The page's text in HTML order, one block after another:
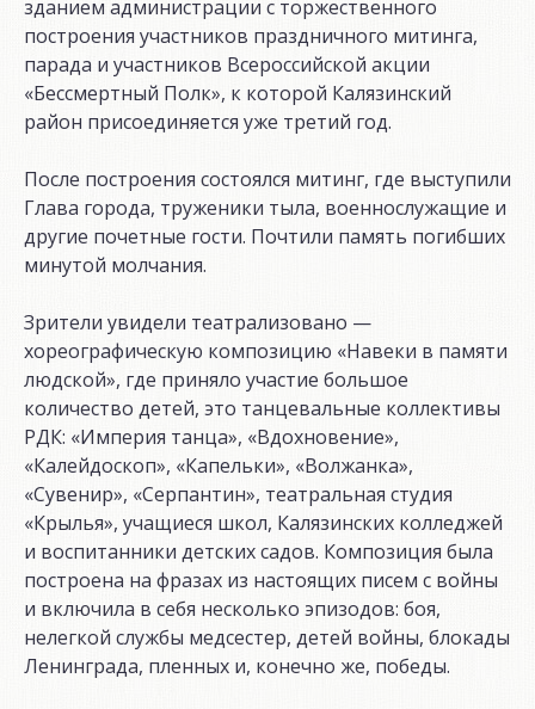
зданием администрации с торжественного
построения участников праздничного митинга,
парада и участников Всероссийской акции
«Бессмертный Полк», к которой Калязинский
район присоединяется уже третий год.
После построения состоялся митинг, где выступили
Глава города, труженики тыла, военнослужащие и
другие почетные гости. Почтили память погибших
минутой молчания.
Зрители увидели театрализовано —
хореографическую композицию «Навеки в памяти
людской», где приняло участие большое
количество детей, это танцевальные коллективы
РДК: «Империя танца», «Вдохновение»,
«Калейдоскоп», «Капельки», «Волжанка»,
«Сувенир», «Серпантин», театральная студия
«Крылья», учащиеся школ, Калязинских колледжей
и воспитанники детских садов. Композиция была
построена на фразах из настоящих писем с войны
и включила в себя несколько эпизодов: боя,
нелегкой службы медсестер, детей войны, блокады
Ленинграда, пленных и, конечно же, победы.